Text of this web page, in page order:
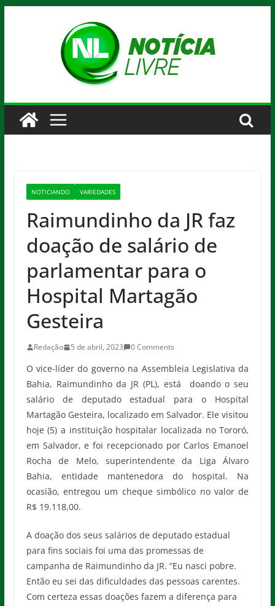
NOTICIANDO VARIEDADES
Raimundinho da JR faz
doação de salário de
parlamentar para o
Hospital Martagão
Gesteira
Redação 5 de abril, 2023 0 Comments
O vice-líder do governo na Assembleia Legislativa da
Bahia, Raimundinho da JR (PL), está doando o seu
salário de deputado estadual para o Hospital
Martagão Gesteira, localizado em Salvador. Ele visitou
hoje (5) a instituição hospitalar localizada no Tororó,
em Salvador, e foi recepcionado por Carlos Emanoel
Rocha de Melo, superintendente da Liga Álvaro
Bahia, entidade mantenedora do hospital. Na
ocasião, entregou um cheque simbólico no valor de
R$ 19.118,00.
A doação dos seus salários de deputado estadual
para fins sociais foi uma das promessas de
campanha de Raimundinho da JR. “Eu nasci pobre.
Então eu sei das dificuldades das pessoas carentes.
Com certeza essas doações fazem a diferença para